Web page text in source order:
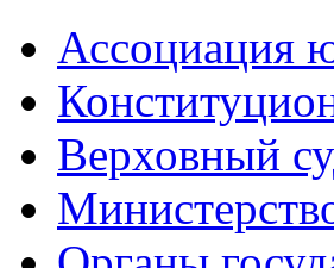
Ассоциация
Верховный